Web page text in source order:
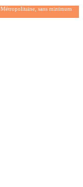
sans minimum